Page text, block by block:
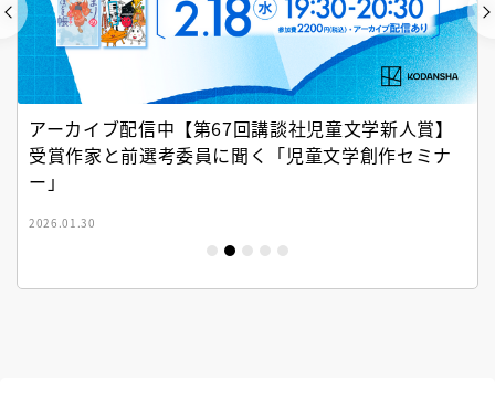
アーカイブ配信中【第67回講談社児童文学新人賞】
受賞作家と前選考委員に聞く「児童文学創作セミナ
ー」
2026.01.30